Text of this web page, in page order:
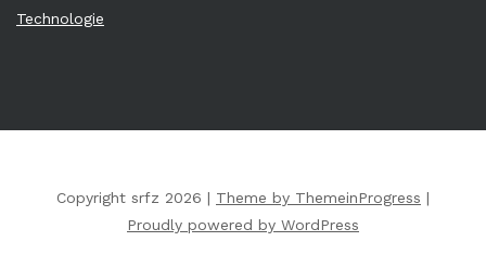
Technologie
Copyright srfz 2026 | Theme by ThemeinProgress |
Proudly powered by WordPress